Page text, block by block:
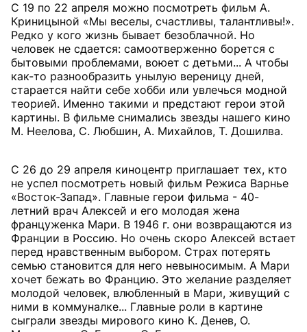
С 19 по 22 апреля можно посмотреть фильм А.
Криницыной «Мы веселы, счастливы, талантливы!».
Редко у кого жизнь бывает безоблачной. Но
человек не сдается: самоотверженно борется с
бытовыми проблемами, воюет с детьми... А чтобы
как-то разнообразить унылую вереницу дней,
старается найти себе хобби или увлечься модной
теорией. Именно такими и предстают герои этой
картины. В фильме снимались звезды нашего кино
М. Неелова, С. Любшин, А. Михайлов, Т. Дошилва.
С 26 до 29 апреля киноцентр приглашает тех, кто
не успел посмотреть новый фильм Режиса Варнье
«Восток-Запад». Главные герои фильма - 40-
летний врач Алексей и его молодая жена
француженка Мари. В 1946 г. они возвращаются из
Франции в Россию. Но очень скоро Алексей встает
перед нравственным выбором. Страх потерять
семью становится для него невыносимым. А Мари
хочет бежать во Францию. Это желание разделяет
молодой человек, влюбленный в Мари, живущий с
ними в коммуналке... Главные роли в картине
сыграли звезды мирового кино К. Денев, О.